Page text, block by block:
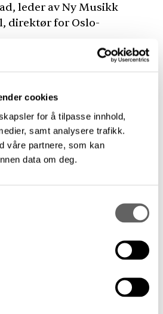
cookies
for å tilpasse innhold,
samt analysere trafikk.
våre partnere, som kan
data om deg.
leder av Ny Musikk
direktør for Oslo-
i
Sofie Larsen,
etter Filharmoniens
fra kl. 19.00–20.00
billetter til kr 150,-, i
i samarbeid med Oslo
støttet av Norsk